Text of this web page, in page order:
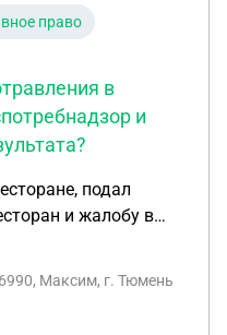
а для меня
забрать документы
право
в
и
подал
и жалобу в
(РПН). Ресторан
бессмысленные
РПН в
Максим, г. Тюмень